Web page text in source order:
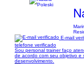
E-mail
telefone verificado
Sou personal trainer faço
de acordo com seu objetivo e
desenvolvimento.